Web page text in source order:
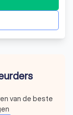
on
van de beste